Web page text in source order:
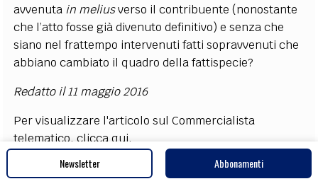
avvenuta in meliusverso il contribuente (nonostante
che l’atto fosse già divenuto definitivo) e senza che
siano nel frattempo intervenuti fatti sopravvenuti che
abbiano cambiato il quadro della fattispecie?
Redatto il 11 maggio 2016
Per visualizzare l'articolo sul Commercialista
telematico, cliccaqui.
Newsletter
Abbonamenti